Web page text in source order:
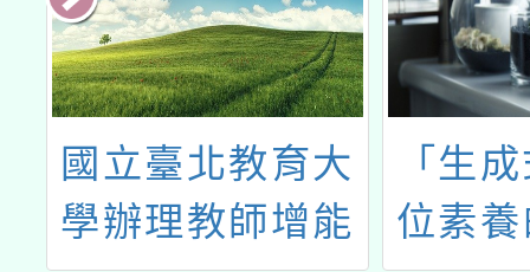
國立臺北教育大
學辦理教師增能
「生
位素